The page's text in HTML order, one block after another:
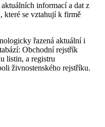
informací a dat z
které se vztahují k firmě
řazená aktuální i
Obchodní rejstřík
listin, a registru
živnostenského rejstříku.